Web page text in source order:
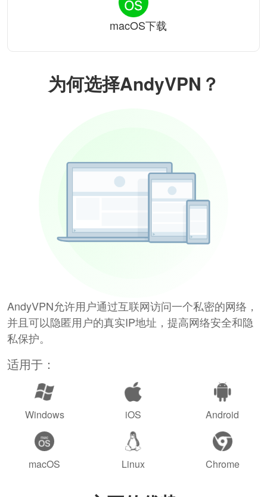
为何选择AndyVPN？
AndyVPN允许用户通过互联网访问一个私密的网络，
并且可以隐匿用户的真实IP地址，提高网络安全和隐
私保护。
适用于：
Windows iOS Android
macOS Linux Chrome
macOS下载